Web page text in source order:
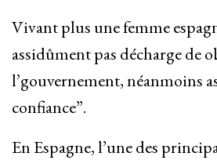
Vivant plus une femme
assidûment pas décharge de
l’gouvernement, néanmoins
confiance”.
En Espagne, l’une des